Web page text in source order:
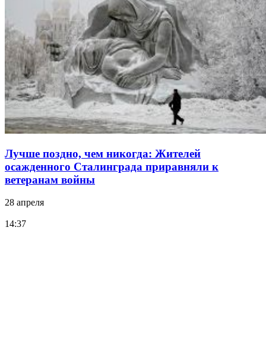
Лучше поздно, чем никогда: Жителей
осажденного Сталинграда приравняли к
ветеранам войны
28 апреля
14:37